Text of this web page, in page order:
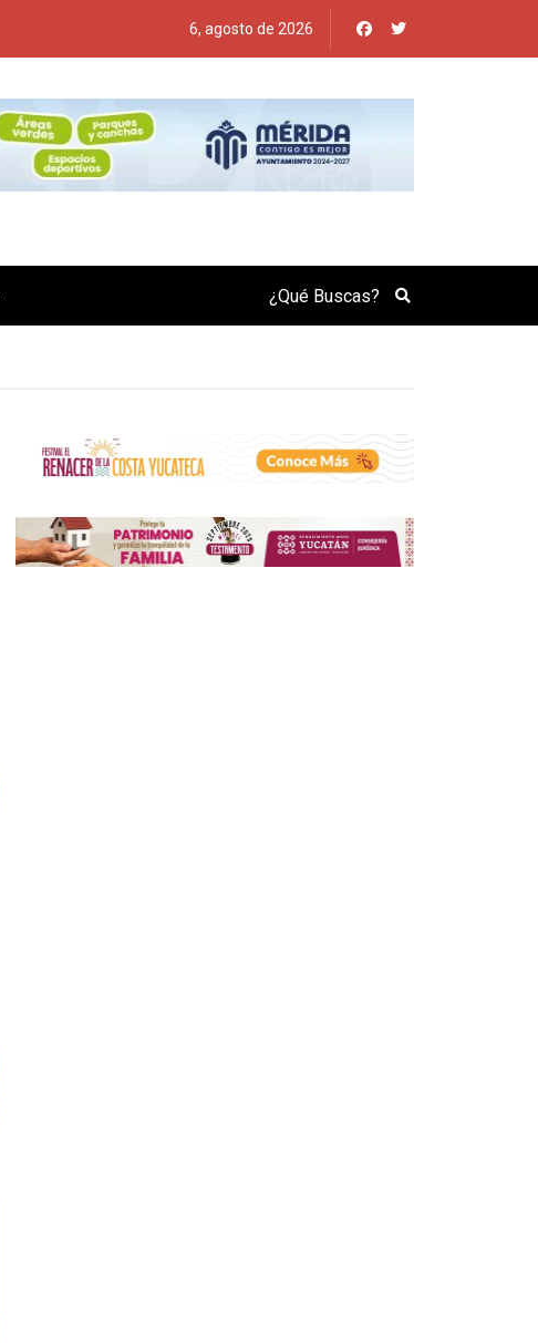
6, agosto de 2026
Search